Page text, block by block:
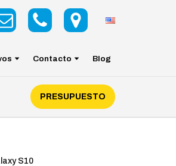
Contacto Blog
PRESUPUESTO
S10